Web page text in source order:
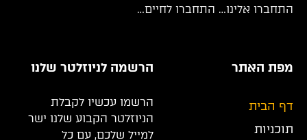
התחברו אלינו… התחברו לחיים…
מפת האתר
דף הבית
תוכניות
הרשמה לניוזלטר שלנו
הרשמו עכשיו לקבלת
הניוזלטר הקבוע שלנו ישר
למייל שלכם, עם כל